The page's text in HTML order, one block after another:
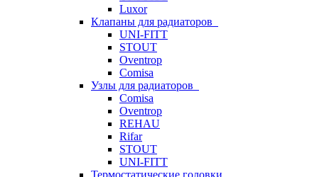
Luxor
Клапаны для радиаторов
UNI-FITT
STOUT
Oventrop
Comisa
Узлы для радиаторов
Comisa
Oventrop
REHAU
Rifar
STOUT
UNI-FITT
Термостатические головки